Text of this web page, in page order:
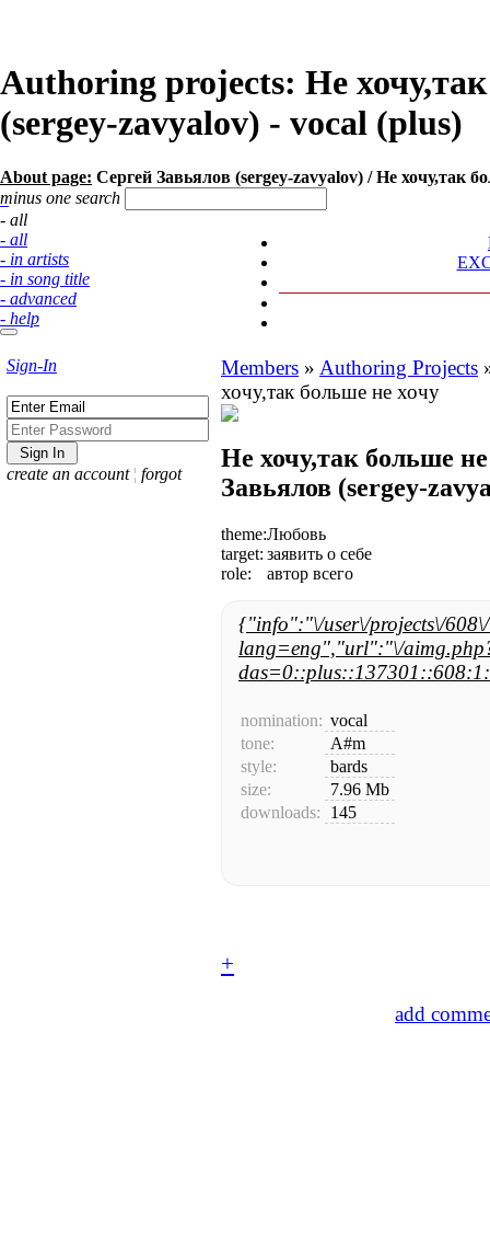
Authoring projects: Не
(sergey-zavyalov) - vocal (plus)
About page: Сергей Завьялов (sergey-zavyalov) / Не хочу,так
minus one search
- all
- all
- in artists
- in song title
- advanced
- help
Sign-In
create an account ¦ forgot
Members » Authoring Projects
хочу,так больше не хочу
Не хочу,так больше
Завьялов (sergey-
theme:Любовь
target: заявить о себе
role:
автор всего
{"info":"\/user\/projects\/
lang=eng","url":"\/
nomination: vocal
tone:
A#m
style:
bards
size:
7.96 Mb
downloads:
145
+
add